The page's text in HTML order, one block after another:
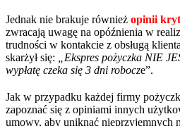
Jednak nie brakuje również opinii
zwracają uwagę na opóźnienia w
trudności w kontakcie z obsługą
skarżył się: „Ekspres pożyczka NIE
wypłatę czeka się 3 dni robocze”.
Jak w przypadku każdej firmy
zapoznać się z opiniami innych
umowy, aby uniknąć nieprzyjemnych